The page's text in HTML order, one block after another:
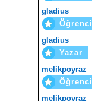
gladius
Öğrenci
gladius
Yazar
melikpoyraz
Öğrenci
melikpoyraz